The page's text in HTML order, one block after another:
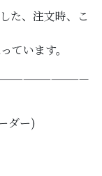
た、注文時、こ
ています。
ダー)